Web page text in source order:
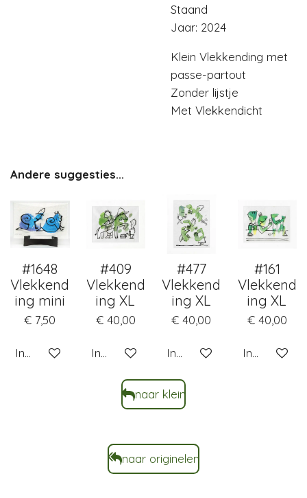
Staand
Jaar: 2024
Klein Vlekkending met
passe-partout
Zonder lijstje
Met Vlekkendicht
Andere suggesties...
#1648
Vlekkend
ing mini
€ 7,50
In winkelwagen
#409
Vlekkend
ing XL
€ 40,00
In winkelwagen
#477
Vlekkend
ing XL
€ 40,00
In winkelwagen
#161
Vlekkend
ing XL
€ 40,00
In
naar klein
naar originelen